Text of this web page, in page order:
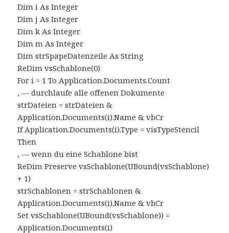
Dim i As Integer
Dim j As Integer
Dim k As Integer
Dim m As Integer
Dim strSpapeDatenzeile As String
ReDim vsSchablone(0)
For i = 1 To Application.Documents.Count
‚ — durchlaufe alle offenen Dokumente
strDateien = strDateien &
Application.Documents(i).Name & vbCr
If Application.Documents(i).Type = visTypeStencil
Then
‚ — wenn du eine Schablone bist
ReDim Preserve vsSchablone(UBound(vsSchablone)
+ 1)
strSchablonen = strSchablonen &
Application.Documents(i).Name & vbCr
Set vsSchablone(UBound(vsSchablone)) =
Application.Documents(i)